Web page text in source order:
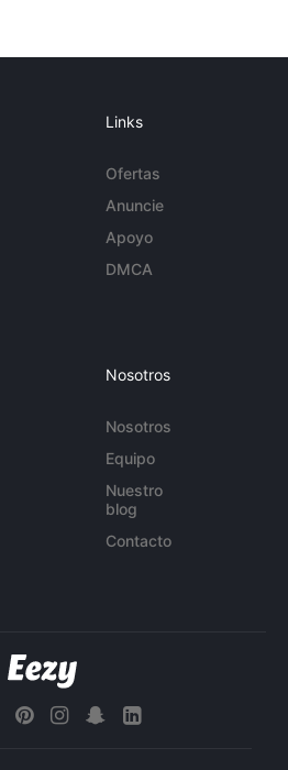
Links
Ofertas
Anuncie
Apoyo
DMCA
Nosotros
Nosotros
Equipo
Nuestro
blog
Contacto